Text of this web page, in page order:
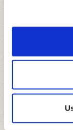
Zucker,
FETT
DAVON